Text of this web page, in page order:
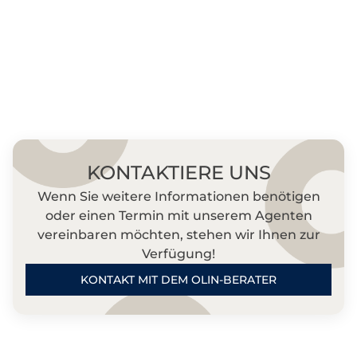
KONTAKTIERE UNS
Wenn Sie weitere Informationen benötigen
oder einen Termin mit unserem Agenten
vereinbaren möchten, stehen wir Ihnen zur
Verfügung!
KONTAKT MIT DEM OLIN-BERATER